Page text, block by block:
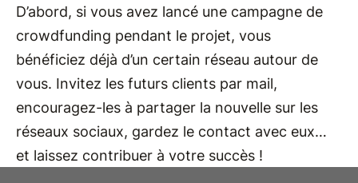
D’abord, si vous avez lancé une campagne de
crowdfunding pendant le projet, vous
bénéficiez déjà d’un certain réseau autour de
vous. Invitez les futurs clients par mail,
encouragez-les à partager la nouvelle sur les
réseaux sociaux, gardez le contact avec eux…
et laissez contribuer à votre succès !